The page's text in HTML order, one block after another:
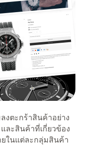
งตะกร้าสินค้าอย่าง
ละสินค้าที่เกี่ยวข้อง
ยในแต่ละกลุ่มสินค้า